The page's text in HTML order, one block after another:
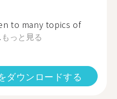
to many topics of
もっと見る
ダウンロードする